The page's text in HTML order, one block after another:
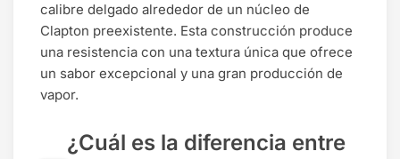
calibre delgado alrededor de un núcleo de
Clapton preexistente. Esta construcción produce
una resistencia con una textura única que ofrece
un sabor excepcional y una gran producción de
vapor.
¿Cuál es la diferencia entre